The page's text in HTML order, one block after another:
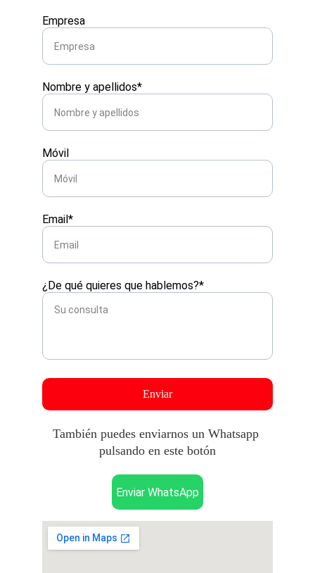
Empresa
Nombre y apellidos*
Móvil
Email*
¿De qué quieres que hablemos?*
Enviar
Enviar WhatsApp
También puedes enviarnos un Whatsapp
pulsando en este botón